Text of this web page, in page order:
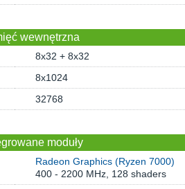
wewnętrzna
8x32 + 8x32
8x1024
32768
moduły
Radeon Graphics (Ryzen 7000)
400 - 2200 MHz, 128 shaders